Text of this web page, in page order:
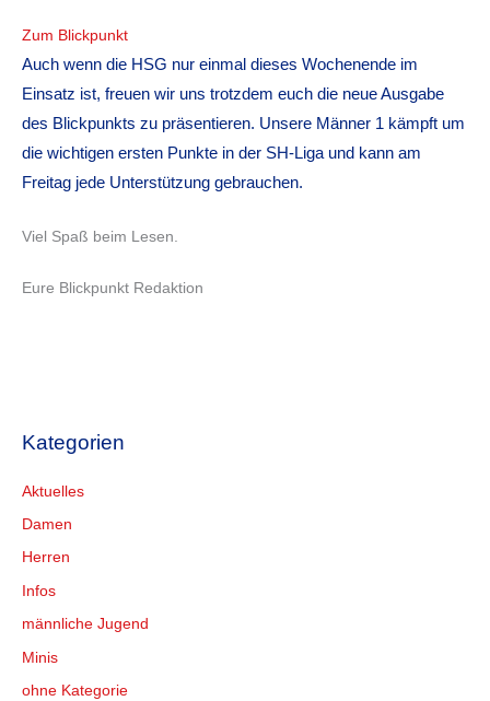
Kategorien
Aktuelles
Damen
Herren
Infos
männliche Jugend
Minis
ohne Kategorie
Zum Blickpunkt
Auch wenn die HSG nur einmal dieses Wochenende im
Einsatz ist, freuen wir uns trotzdem euch die neue Ausgabe
des Blickpunkts zu präsentieren. Unsere Männer 1 kämpft um
die wichtigen ersten Punkte in der SH-Liga und kann am
Freitag jede Unterstützung gebrauchen.
Viel Spaß beim Lesen.
Eure Blickpunkt Redaktion